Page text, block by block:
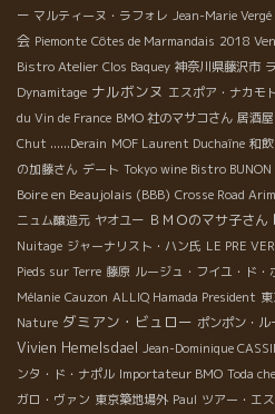
ー マルティーヌ・ラフォレ Jean-Marie Vergé
会 Piemonte Côtes de Marmandais 2018
Bistro Atelier Clos Baquey 神奈川県藤沢市
Dynamitage ナルボンヌ エスポア・ナカモ
du Vin de France BMO 社のマサコさん 居酒
Chut ......Derain MOF Laurent Duchaîne 和
の加藤さん デート Tokyo wine Bistro BUNON
Boire en Beaujolais (BBB) Crosse Road
ニュム醸造元 ヤオユー ＢＭＯのマサ子さん
Nuitage ジャーナリスト・ハン氏 LE PRE
Pieds sur Terre 藤原 ルージュ・フイユ・ド
Mélanie Cauzon ALLIQ Hamada President
Nature ダミアン・ビュロー ポンポン・ル
Vivien Hemelsdael Jean-Dominique
ンタ・ド・ナポル Importateur BMO Toda
ガロ・ヴァン 東京築地場外 Paul ツアー・エ